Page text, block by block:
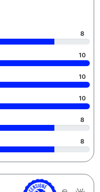
8
10
10
10
8
8